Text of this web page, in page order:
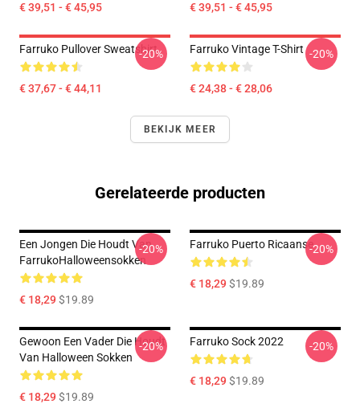
€ 39,51 - € 45,95 € 39,51 - € 45,95
Farruko Pullover Sweatshirt
€ 37,67 - € 44,11
-20% Farruko Vintage T-Shirt
€ 24,38 - € 28,06
-20%
BEKIJK MEER
Gerelateerde producten
Een Jongen Die Houdt Van
FarrukoHalloweensokken
€ 18,29$19.89
-20% Farruko Puerto Ricaanse
€ 18,29$19.89
-20%
Gewoon Een Vader Die Houdt
Van Halloween Sokken
€ 18,29$19.89
-20% Farruko Sock 2022
€ 18,29$19.89
-20%